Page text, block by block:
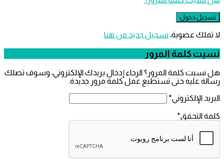
عضوية،‫تسجيل جديد من هنا
كلمة المرور
كلمة المرور؟ الرجاء إدخال بريدك الإلكتروني، وسوف تصلك
عليه حتى تستطيع عمل كلمة مرور جديدة.
الإلكتروني*
التحقق*